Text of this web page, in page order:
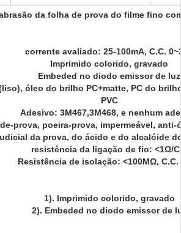
da folha de prova do filme fino
corrente avaliado: 25-100mA, C.C.
Imprimido colorido, gravado
Embeded no diodo emissor de luz
óleo do brilho PC+matte, PC do
PVC
Adesivo: 3M467,3M468, e nenhum
prova, poeira-prova, impermeável,
da prova, do ácido e do alcalóide
resistência da ligação de fio: <1Ω/
Resistência de isolação: <100MΩ, C.C.
1). Imprimido colorido, gravado
2). Embeded no diodo emissor de